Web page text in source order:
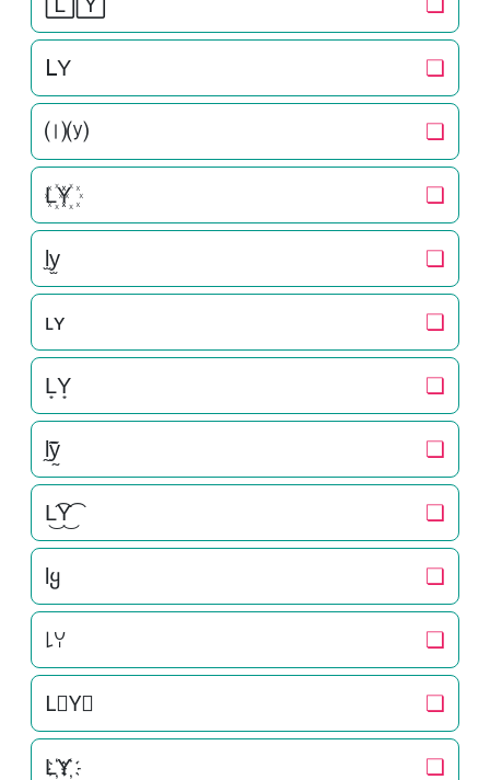
ᒪY ❏
⒧⒴ ❏
L꙰Y꙰ ❏
l̫y̫ ❏
ʟʏ ❏
L͙Y͙ ❏
l̰̃ỹ̰ ❏
L͜͡Y͜͡ ❏
Ɩყ ❏
꒒ꌩ ❏
L⃟Y⃟ ❏
L҉Y҉ ❏